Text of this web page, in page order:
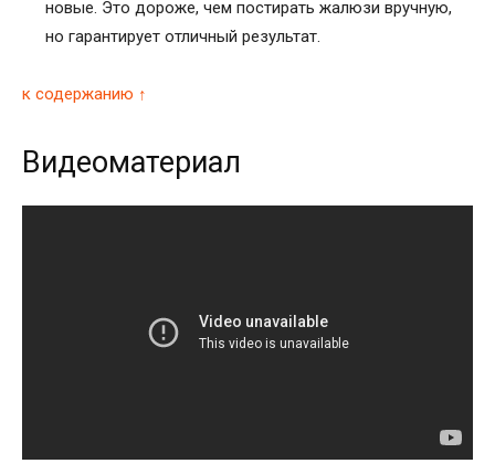
новые. Это дороже, чем постирать жалюзи вручную,
но гарантирует отличный результат.
к содержанию ↑
Видеоматериал